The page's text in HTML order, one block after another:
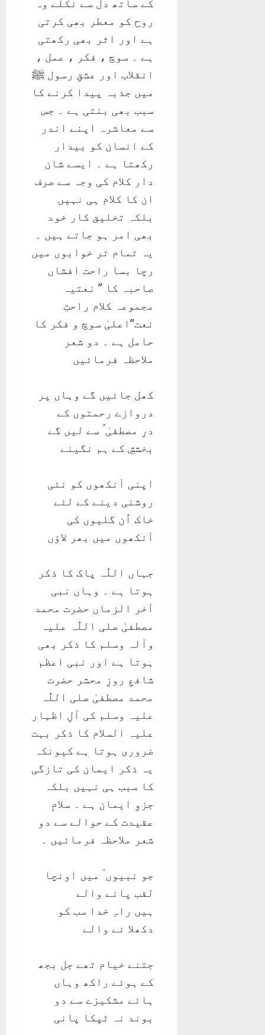
روح کو معطر بھی کرتی
ہے اور اثر بھی رکھتی
ہے ۔ سوچ ، فکر ، عمل ،
انقلاب اور عشقِ رسول ﷺ
میں جذبہ پیدا کرنے کا
سبب بھی بنتی ہے ۔ جس
سے معاشرہ اپنے اندر
کے انسان کو بیدار
رکھتا ہے ۔ ایسے شان
دار کلام کی وجہ سے صرف
ان کا کلام ہی نہیں
بلکہ تخلیق کار خود
بھی امر ہو جاتے ہیں ۔
یہ تمام تر خوابوں میں
رچا بسا راحت افشاں
صاحبہ کا ” نعتیہ
مجموعہ کلام راحتِ
نعت”اعلیٰ سوچ و فکر کا
حامل ہے ۔ دو شعر
ملاحظہ فرمائیں
کھل جائیں گے وہاں پر
دروازے رحمتوں کے
درِ مصطفیٰ ؐ سے لیں گے
بخششِ کے ہم نگینے
اپنی آنکھوں کو نئی
روشنی دینے کے لئے
خاک اُن گلیوں کی
آنکھوں میں بھر لاؤں
جہاں اللّٰہ پاک کا ذکر
ہوتا ہے ۔ وہاں نبی
آخر الزماں حضرت محمد
مصطفیٰ صلی اللّٰہ علیہ
وآلہ وسلم کا ذکر بھی
ہوتا ہے اور نبی اعظم
شافعِ روزِ محشر حضرت
محمد مصطفیٰ صلی اللّٰہ
علیہ وسلم کی آلِ اظہار
علیہ السلام کا ذکر بہت
ضروری ہوتا ہے کیونکہ
یہ ذکر ایمان کی تازگی
کا سبب ہی نہیں بلکہ
جزوِ ایمان ہے ۔ سلامِ
عقیدت کے حوالے سے دو
شعر ملاحظہ فرمائیں ۔
جو نبیوں ؑ میں اونچا
لقب پانے والے
ہیں راہِ خدا سب کو
دکھلا نے والے
جتنے خیام تھے جل بجھ
کے ہوئے راکھ وہاں
ہائے مشکیزے سے دو
بوند نہ ٹپکا پانی